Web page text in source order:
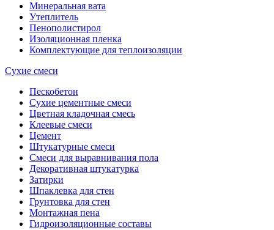
Минеральная вата
Утеплитель
Пенополистирол
Изоляционная пленка
Комплектующие для теплоизоляции
Сухие смеси
Пескобетон
Сухие цементные смеси
Цветная кладочная смесь
Клеевые смеси
Цемент
Штукатурные смеси
Смеси для выравнивания пола
Декоративная штукатурка
Затирки
Шпаклевка для стен
Грунтовка для стен
Монтажная пена
Гидроизоляционные составы